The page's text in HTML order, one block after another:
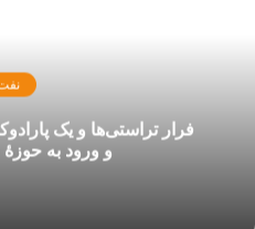
البته پس از عزل آن دو‌ مدیر
روس‌نفت در اواخر اکتبر شاهد
و ورود به حوزۀ